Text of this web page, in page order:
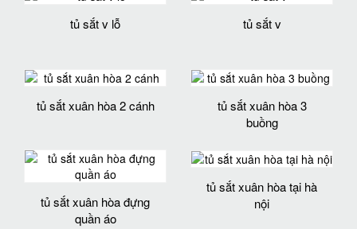
tủ sắt v lỗ tủ sắt v
tủ sắt xuân hòa 2 cánh
tủ sắt xuân hòa 3
buồng
tủ sắt xuân hòa đựng
quần áo
tủ sắt xuân hòa tại hà
nội